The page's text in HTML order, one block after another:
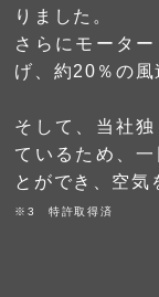
りました。
さらにモータ
げ、約20％の風
そして、当社
ているため、
とができ、空気
※3 特許取得済